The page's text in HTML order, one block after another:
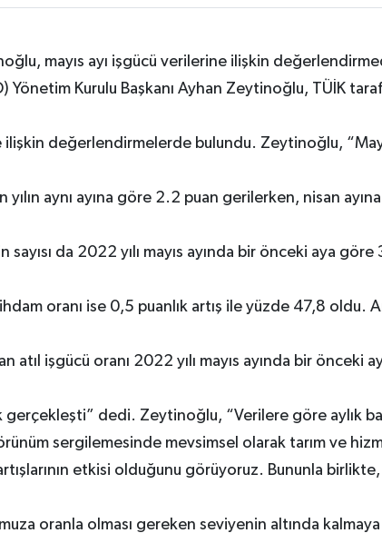
mayıs ayı işgücü verilerine ilişkin
Yönetim Kurulu Başkanı Ayhan Zeytinoğlu, TÜİK
ilişkin değerlendirmelerde bulundu. Zeytinoğlu,
yılın aynı ayına göre 2.2 puan gerilerken, nisan
da 2022 yılı mayıs ayında bir önceki aya
oranı ise 0,5 puanlık artış ile yüzde 47,8 oldu.
atıl işgücü oranı 2022 yılı mayıs ayında bir önceki
dedi. Zeytinoğlu, “Verilere göre aylık
sergilemesinde mevsimsel olarak tarım ve
etkisi olduğunu görüyoruz. Bununla
oranla olması gereken seviyenin altında